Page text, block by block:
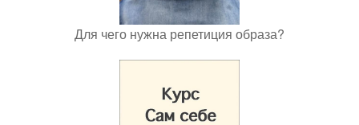
Для чего нужна репетиция образа?